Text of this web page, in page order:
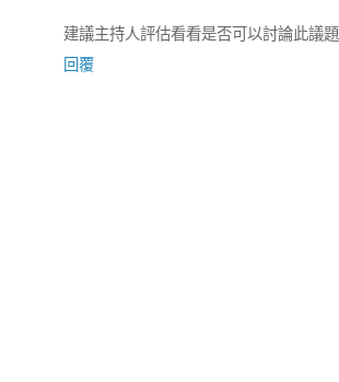
建議主持人評估看看是否可以討論此議題
回覆